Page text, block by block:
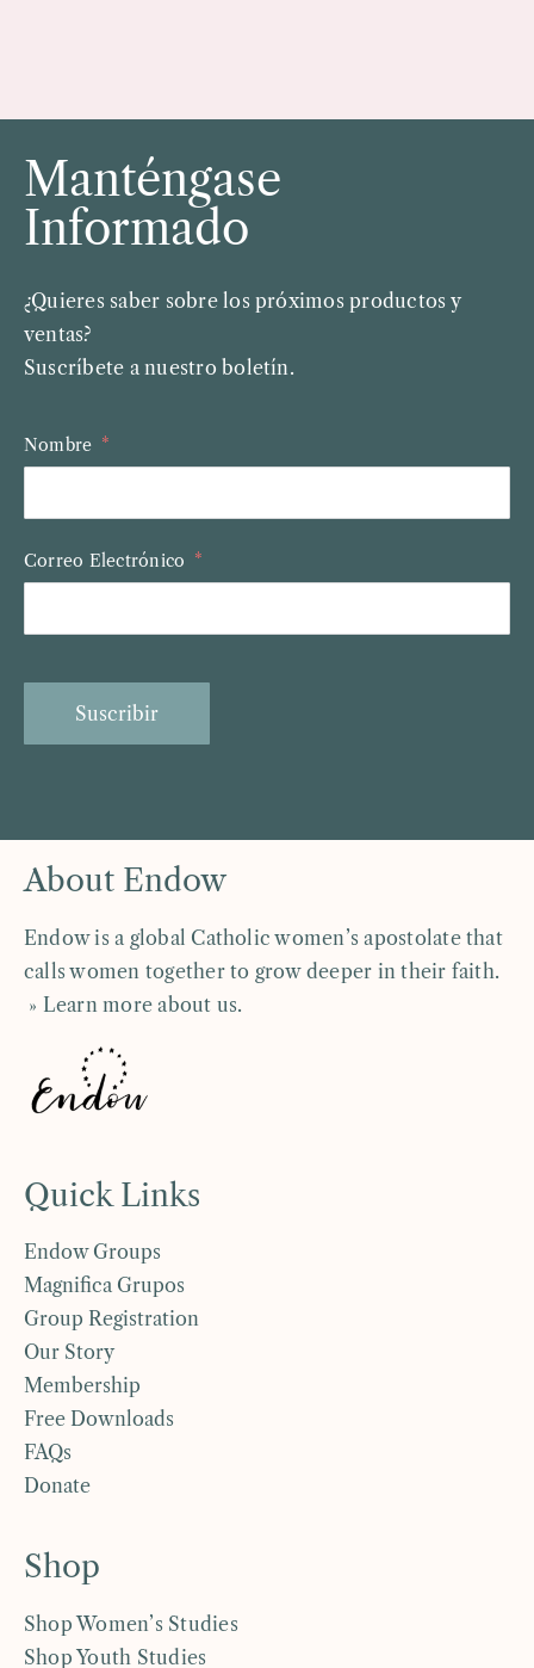
Manténgase
Informado
¿Quieres saber sobre los próximos productos y
ventas?
Suscríbete a nuestro boletín.
Nombre
Correo Electrónico
Suscribir
About Endow
Endow is a global Catholic women’s apostolate that
calls women together to grow deeper in their faith.
» Learn more about us.
Quick Links
Endow Groups
Magnifica Grupos
Group Registration
Our Story
Membership
Free Downloads
FAQs
Donate
Shop
Shop Women’s Studies
Shop Youth Studies